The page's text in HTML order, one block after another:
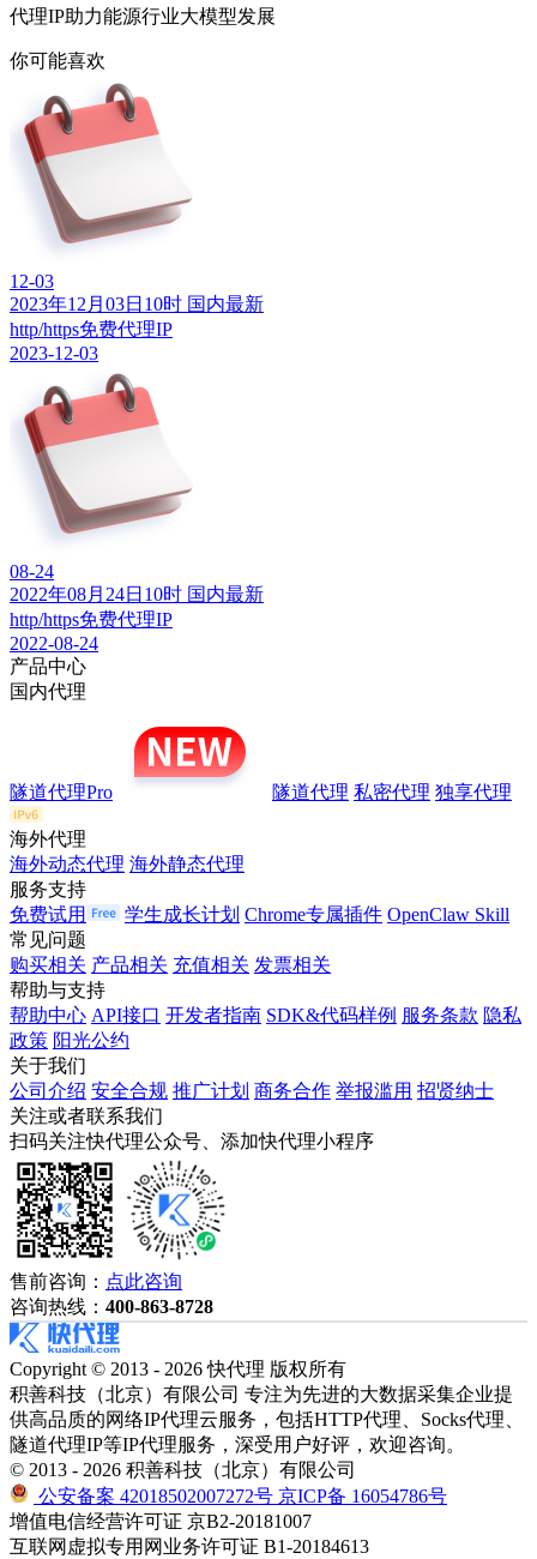
代理IP助力能源行业大模型发展
你可能喜欢
12-03
2023年12月03日10时 国内最新
http/https免费代理IP
2023-12-03
08-24
2022年08月24日10时 国内最新
http/https免费代理IP
2022-08-24
产品中心
国内代理
隧道代理Pro 隧道代理 私密代理 独享代理
海外代理
海外动态代理 海外静态代理
服务支持
免费试用
学生成长计划 Chrome专属插件 OpenClaw Skill
常见问题
购买相关 产品相关 充值相关 发票相关
帮助与支持
帮助中心 API接口 开发者指南 SDK&代码样例 服务条款 隐私
政策 阳光公约
关于我们
公司介绍 安全合规 推广计划 商务合作 举报滥用 招贤纳士
关注或者联系我们
扫码关注快代理公众号、添加快代理小程序
售前咨询： 点此咨询
咨询热线： 400-863-8728
Copyright © 2013 - 2026 快代理 版权所有
积善科技（北京）有限公司 专注为先进的大数据采集企业提
供高品质的网络IP代理云服务，包括HTTP代理、Socks代理、
隧道代理IP等IP代理服务，深受用户好评，欢迎咨询。
© 2013 - 2026 积善科技（北京）有限公司
公安备案 42018502007272号 京ICP备 16054786号
增值电信经营许可证 京B2-20181007
互联网虚拟专用网业务许可证 B1-20184613